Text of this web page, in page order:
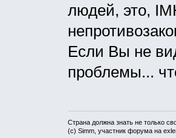
людей, это,
Если Вы не
проблемы...
Страна должна знать не только
(c) Simm, участник форума на